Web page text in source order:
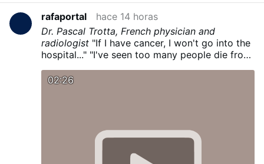
rafaportal
hace 14 horas
Dr. Pascal Trotta, French physician and
radiologist "If I have cancer, I won't go into the
hospital..." "I've seen too many people die from
would stop working..."
02:26